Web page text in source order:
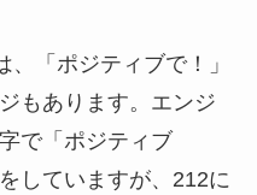
「ポジティブで！」
もあります。エンジ
で「ポジティブ
していますが、212に